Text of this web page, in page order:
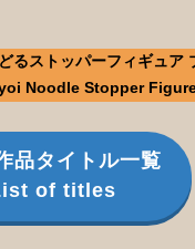
るストッパーフィギュア
Noodle Stopper
品タイトル一覧
of titles